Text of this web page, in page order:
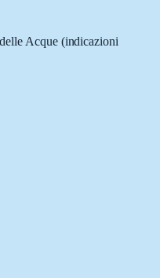
Acque(indicazioni